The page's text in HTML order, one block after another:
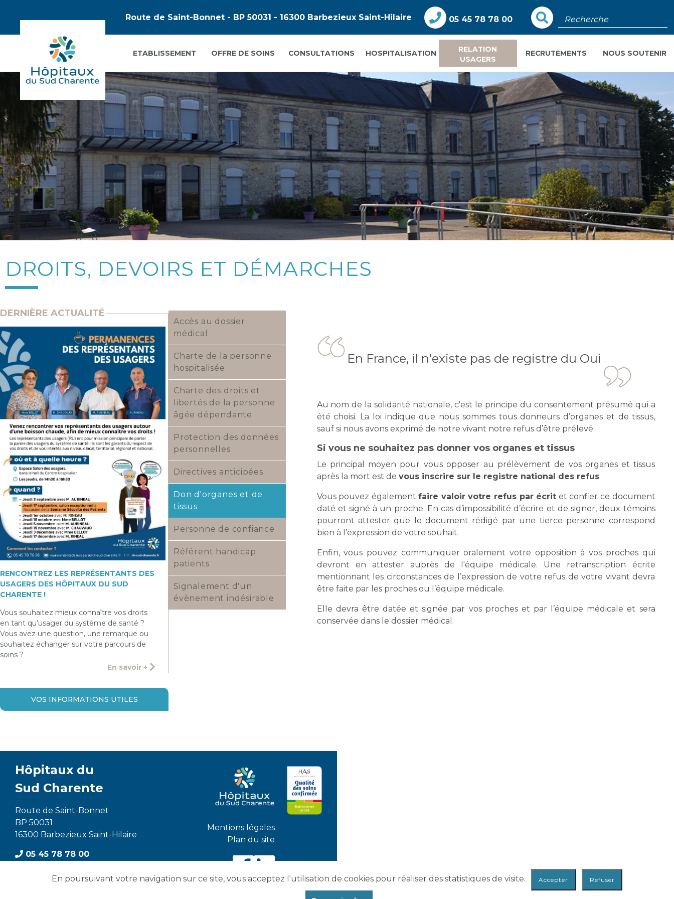
Route de Saint-Bonnet - BP 50031 - 16300 Barbezieux Saint-Hilaire 05 45 78 78 00
ETABLISSEMENT OFFRE DE SOINS CONSULTATIONS HOSPITALISATION
RELATION
USAGERS
RECRUTEMENTS NOUS SOUTENIR
DROITS, DEVOIRS ET DÉMARCHES
Accès au dossier
médical
Charte de la personne
hospitalisée
Charte des droits et
libertés de la personne
âgée dépendante
Protection des données
personnelles
Directives anticipées
Don d'organes et de
tissus
Personne de confiance
Référent handicap
patients
Signalement d'un
évènement indésirable
En France, il n'existe pas de registre du Oui
Au nom de la solidarité nationale, c'est le principe du consentement présumé qui a
été choisi. La loi indique que nous sommes tous donneurs d’organes et de tissus,
sauf si nous avons exprimé de notre vivant notre refus d’être prélevé.
Si vous ne souhaitez pas donner vos organes et tissus
Le principal moyen pour vous opposer au prélèvement de vos organes et tissus
après la mort est de vous inscrire sur le registre national des refus.
Vous pouvez égalementfaire valoir votre refus par écrit et confier ce document
daté et signé à un proche. En cas d’impossibilité d’écrire et de signer, deux témoins
pourront attester que le document rédigé par une tierce personne correspond
bien à l’expression de votre souhait.
Enfin, vous pouvez communiquer oralement votre opposition à vos proches qui
devront en attester auprès de l'équipe médicale. Une retranscription écrite
mentionnant les circonstances de l’expression de votre refus de votre vivant devra
être faite par les proches ou l’équipe médicale.
Elle devra être datée et signée par vos proches et par l’équipe médicale et sera
conservée dans le dossier médical.
DERNIÈRE ACTUALITÉ
RENCONTREZ LES REPRÉSENTANTS DES
USAGERS DES HÔPITAUX DU SUD
CHARENTE !
Vous souhaitez mieux connaître vos droits
en tant qu’usager du système de santé ?
Vous avez une question, une remarque ou
souhaitez échanger sur votre parcours de
soins ?
En savoir +
VOS INFORMATIONS UTILES
Hôpitaux du
Sud Charente
Route de Saint-Bonnet
BP 50031
16300 Barbezieux Saint-Hilaire
05 45 78 78 00
Venir à l'Hôpital
Mentions légales
Plan du site
Visiter
Visiter
En poursuivant votre navigation sur ce site, vous acceptez l'utilisation de cookies pour réaliser des statistiques de visite.